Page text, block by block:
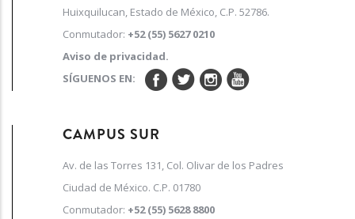
Huixquilucan, Estado de México, C.P. 52786.
Conmutador: +52 (55) 5627 0210
Aviso de privacidad.
SÍGUENOS EN:
CAMPUS SUR
Av. de las Torres 131, Col. Olivar de los Padres
Ciudad de México. C.P. 01780
Conmutador: +52 (55) 5628 8800